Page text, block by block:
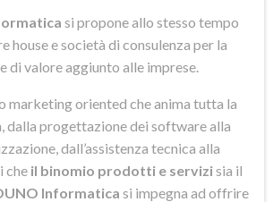
si propone allo stesso tempo
house e società di consulenza per la
di valore aggiunto alle imprese.
marketing oriented che anima tutta la
dalla progettazione dei software alla
dall’assistenza tecnica alla
che il binomio prodotti e servizisia il
Informatica si impegna ad offrire